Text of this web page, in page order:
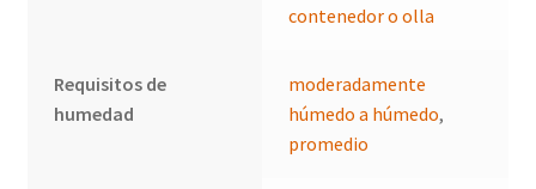
contenedor o olla
Requisitos de
humedad
moderadamente
húmedo a húmedo,
promedio